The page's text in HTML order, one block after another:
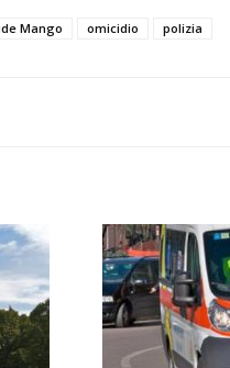
Mango omicidio polizia